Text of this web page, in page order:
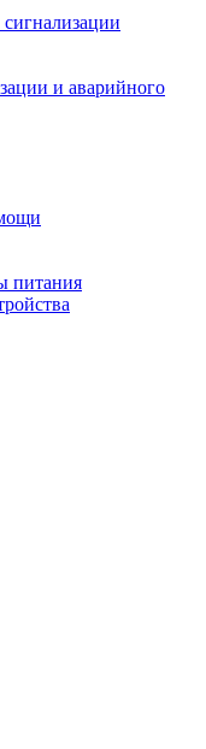
сигнализации
и аварийного
питания